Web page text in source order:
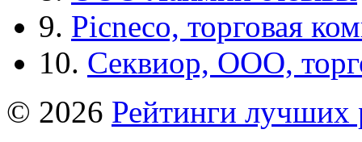
9. Picneco, торговая
10. Секвиор, ООО,
© 2026 Рейтинги лучших